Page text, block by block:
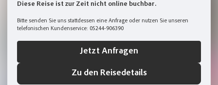
Diese Reise ist zur Zeit nicht online buchbar.
Bitte senden Sie uns stattdessen eine Anfrage oder nutzen Sie unseren
telefonischen Kundenservice: 05244-906390
Jetzt Anfragen
Zu den Reisedetails